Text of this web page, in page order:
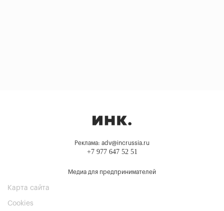
Реклама: adv@incrussia.ru
+7 977 647 52 51
Медиа для предпринимателей
Карта сайта
Cookies